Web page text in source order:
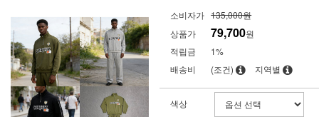
소비자가 135,000원
상품가
79,700원
적립금
1%
배송비
(조건) 지역별
색상